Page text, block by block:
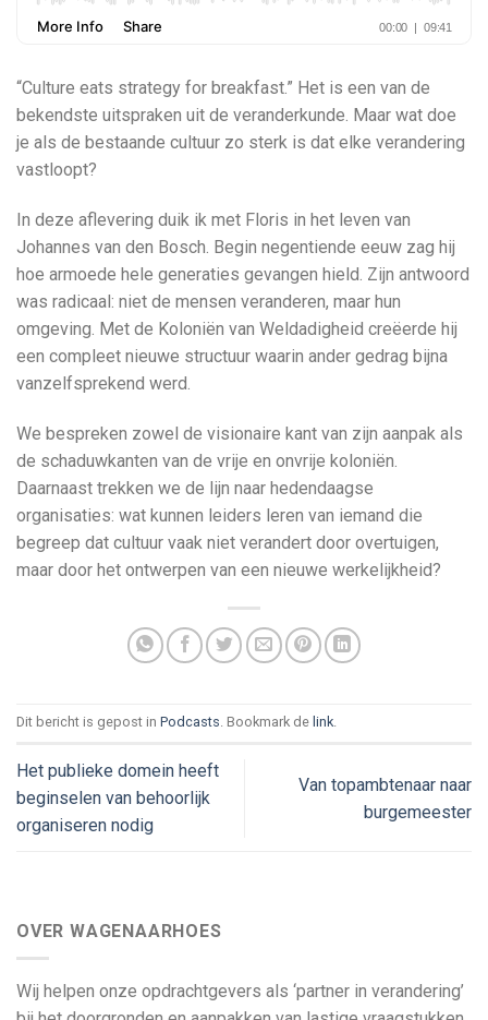
“Culture eats strategy for breakfast.” Het is een van de
bekendste uitspraken uit de veranderkunde. Maar wat doe
je als de bestaande cultuur zo sterk is dat elke verandering
vastloopt?
In deze aflevering duik ik met Floris in het leven van
Johannes van den Bosch. Begin negentiende eeuw zag hij
hoe armoede hele generaties gevangen hield. Zijn antwoord
was radicaal: niet de mensen veranderen, maar hun
omgeving. Met de Koloniën van Weldadigheid creëerde hij
een compleet nieuwe structuur waarin ander gedrag bijna
vanzelfsprekend werd.
We bespreken zowel de visionaire kant van zijn aanpak als
de schaduwkanten van de vrije en onvrije koloniën.
Daarnaast trekken we de lijn naar hedendaagse
organisaties: wat kunnen leiders leren van iemand die
begreep dat cultuur vaak niet verandert door overtuigen,
maar door het ontwerpen van een nieuwe werkelijkheid?
Dit bericht is gepost in Podcasts. Bookmark de link.
Het publieke domein heeft
beginselen van behoorlijk
organiseren nodig
Van topambtenaar naar
burgemeester
OVER WAGENAARHOES
Wij helpen onze opdrachtgevers als ‘partner in verandering’